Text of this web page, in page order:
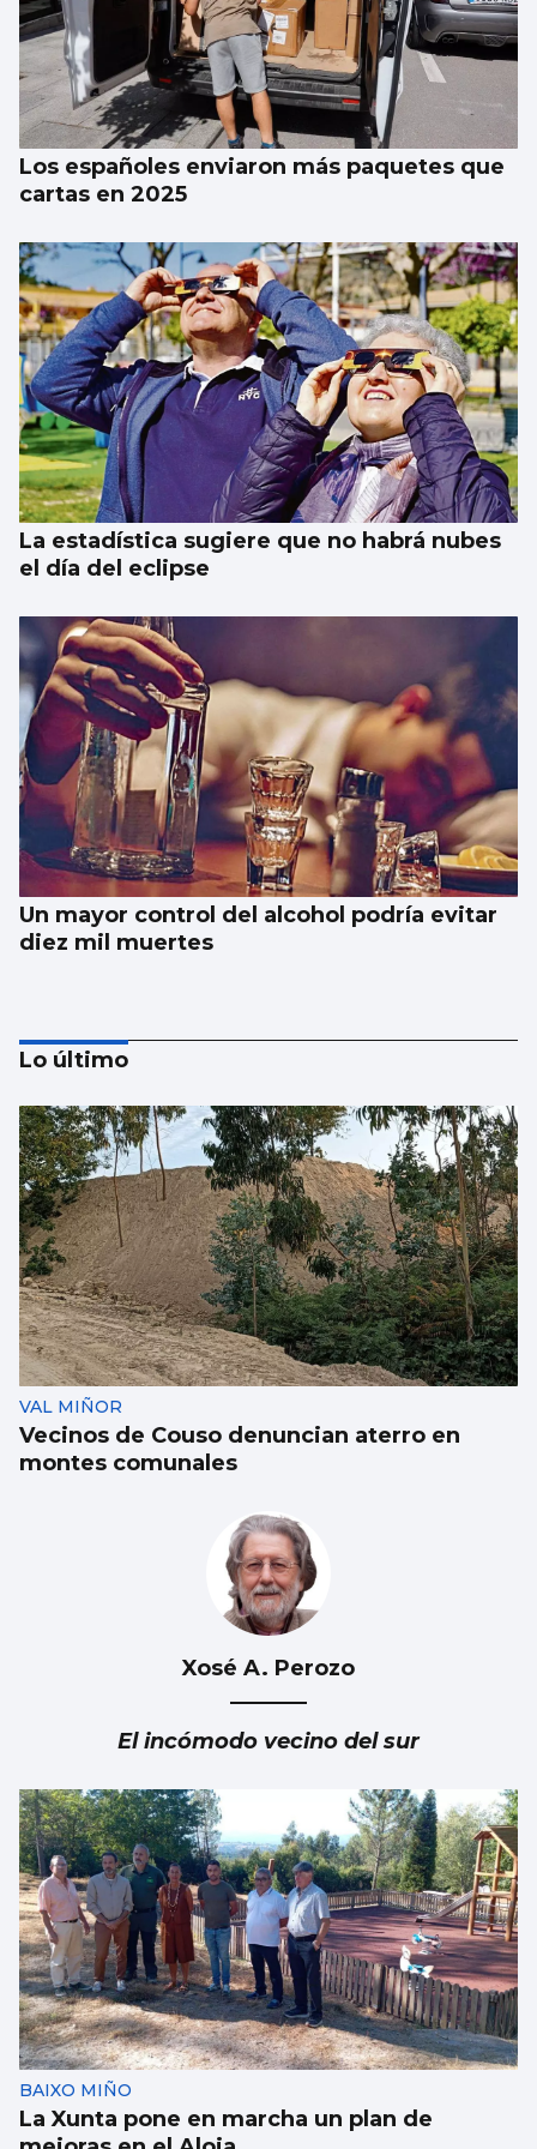
Los españoles enviaron más paquetes que
cartas en 2025
La estadística sugiere que no habrá nubes
el día del eclipse
Un mayor control del alcohol podría evitar
diez mil muertes
El Vaticano cerró el año 2025 con un
patrimonio neto de 2.686 millones
Lo último
VAL MIÑOR
Vecinos de Couso denuncian aterro en
montes comunales
Xosé A. Perozo
El incómodo vecino del sur
BAIXO MIÑO
La Xunta pone en marcha un plan de